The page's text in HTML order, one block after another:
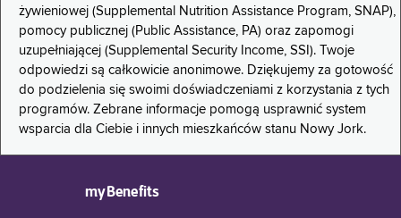
żywieniowej (Supplemental Nutrition Assistance Program, SNAP),
pomocy publicznej (Public Assistance, PA) oraz zapomogi
uzupełniającej (Supplemental Security Income, SSI). Twoje
odpowiedzi są całkowicie anonimowe. Dziękujemy za gotowość
do podzielenia się swoimi doświadczeniami z korzystania z tych
programów. Zebrane informacje pomogą usprawnić system
wsparcia dla Ciebie i innych mieszkańców stanu Nowy Jork.
myBenefits